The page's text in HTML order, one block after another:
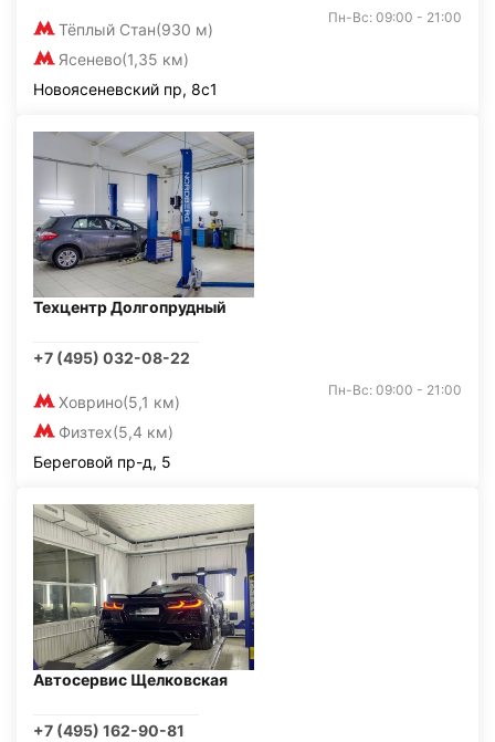
Тёплый Стан(930 м)
Ясенево(1,35 км)
Пн-Вс: 09:00 - 21:00
Новоясеневский пр, 8с1
Техцентр Долгопрудный
+7 (495) 032-08-22
Ховрино(5,1 км)
Физтех(5,4 км)
Пн-Вс: 09:00 - 21:00
Береговой пр-д, 5
Автосервис Щелковская
+7 (495) 162-90-81